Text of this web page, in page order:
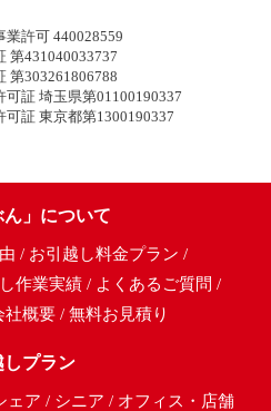
許可 440028559
第431040033737
第303261806788
証 埼玉県第01100190337
証 東京都第1300190337
ん」について
お引越し料金プラン
作業実績
よくあるご質問
社概要 無料お見積り
しプラン
ェア シニア オフィス・店舗